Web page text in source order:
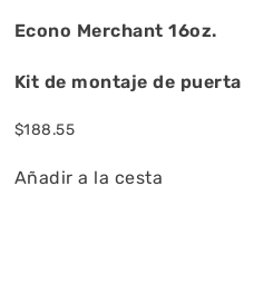
Econo Merchant 16oz.
Kit de montaje de puerta
$188.55
Añadir a la cesta